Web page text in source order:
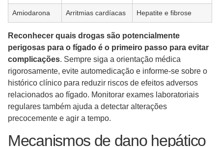
Amiodarona Arritmias cardíacas Hepatite e fibrose
Reconhecer quais drogas são potencialmente
perigosas para o fígado é o primeiro passo para evitar
complicações. Sempre siga a orientação médica
rigorosamente, evite automedicação e informe-se sobre o
histórico clínico para reduzir riscos de efeitos adversos
relacionados ao fígado. Monitorar exames laboratoriais
regulares também ajuda a detectar alterações
precocemente e agir a tempo.
Mecanismos de dano hepático